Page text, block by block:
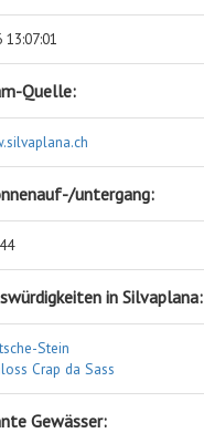
13:07:01
Quelle:
untergang:
in Silvaplana:
Stein
Crap da Sass
Gewässer: